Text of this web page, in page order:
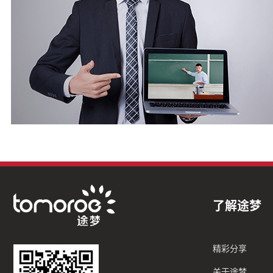
了解途梦
精彩分享